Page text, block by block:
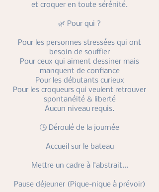
et croquer en toute sérénité.
🌿 Pour qui ?
Pour les personnes stressées qui ont
besoin de souffler
Pour ceux qui aiment dessiner mais
manquent de confiance
Pour les débutants curieux
Pour les croqueurs qui veulent retrouver
spontanéité & liberté
Aucun niveau requis.
🕒 Déroulé de la journée
Accueil sur le bateau
Mettre un cadre à l'abstrait...
Pause déjeuner (Pique-nique à prévoir)